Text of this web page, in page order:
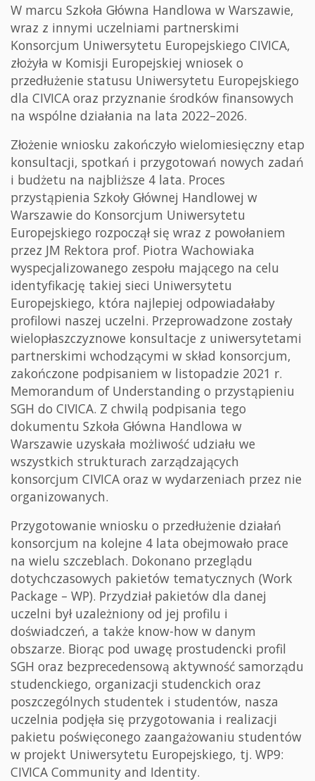
W marcu Szkoła Główna Handlowa w Warszawie,
wraz z innymi uczelniami partnerskimi
Konsorcjum Uniwersytetu Europejskiego CIVICA,
złożyła w Komisji Europejskiej wniosek o
przedłużenie statusu Uniwersytetu Europejskiego
dla CIVICA oraz przyznanie środków finansowych
na wspólne działania na lata 2022–2026.
Złożenie wniosku zakończyło wielomiesięczny etap
konsultacji, spotkań i przygotowań nowych zadań
i budżetu na najbliższe 4 lata. Proces
przystąpienia Szkoły Głównej Handlowej w
Warszawie do Konsorcjum Uniwersytetu
Europejskiego rozpoczął się wraz z powołaniem
przez JM Rektora prof. Piotra Wachowiaka
wyspecjalizowanego zespołu mającego na celu
identyfikację takiej sieci Uniwersytetu
Europejskiego, która najlepiej odpowiadałaby
profilowi naszej uczelni. Przeprowadzone zostały
wielopłaszczyznowe konsultacje z uniwersytetami
partnerskimi wchodzącymi w skład konsorcjum,
zakończone podpisaniem w listopadzie 2021 r.
Memorandum of Understanding o przystąpieniu
SGH do CIVICA. Z chwilą podpisania tego
dokumentu Szkoła Główna Handlowa w
Warszawie uzyskała możliwość udziału we
wszystkich strukturach zarządzających
konsorcjum CIVICA oraz w wydarzeniach przez nie
organizowanych.
Przygotowanie wniosku o przedłużenie działań
konsorcjum na kolejne 4 lata obejmowało prace
na wielu szczeblach. Dokonano przeglądu
dotychczasowych pakietów tematycznych (Work
Package – WP). Przydział pakietów dla danej
uczelni był uzależniony od jej profilu i
doświadczeń, a także know-how w danym
obszarze. Biorąc pod uwagę prostudencki profil
SGH oraz bezprecedensową aktywność samorządu
studenckiego, organizacji studenckich oraz
poszczególnych studentek i studentów, nasza
uczelnia podjęła się przygotowania i realizacji
pakietu poświęconego zaangażowaniu studentów
w projekt Uniwersytetu Europejskiego, tj. WP9:
CIVICA Community and Identity.